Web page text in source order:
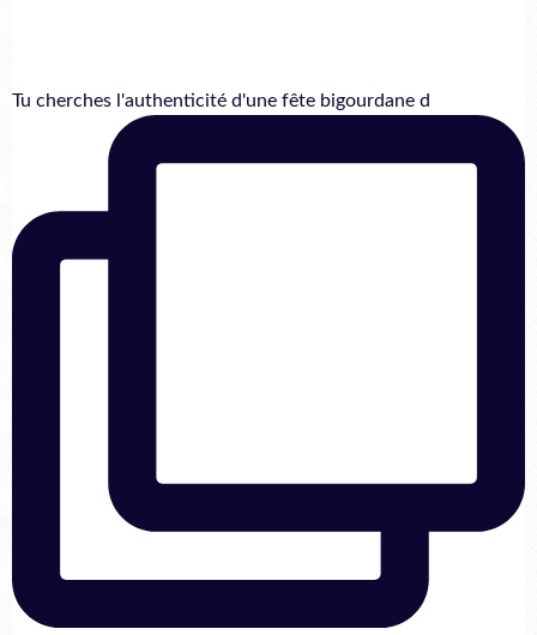
Tu cherches l'authenticité d'une fête bigourdane d